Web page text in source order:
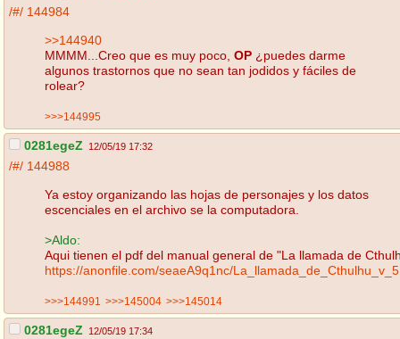
/#/ 144984
>>144940
MMMM...Creo que es muy poco, OP ¿puedes darme
algunos trastornos que no sean tan jodidos y fáciles de
rolear?
>>>144995
0281egeZ 12/05/19 17:32
/#/ 144988
Ya estoy organizando las hojas de personajes y los datos
escenciales en el archivo se la computadora.
>Aldo:
Aqui tienen el pdf del manual general de "La llamada de
https://anonfile.com/seaeA9q1nc/
>>>144991 >>>145004 >>>145014
0281egeZ 12/05/19 17:34